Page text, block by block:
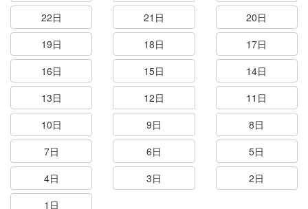
22日
21日
20日
19日
18日
17日
16日
15日
14日
13日
12日
11日
10日
9日
8日
7日
6日
5日
4日
3日
2日
1日